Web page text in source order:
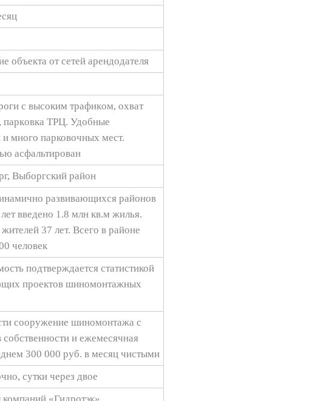
объекта от сетей арендодателя
c высоким трaфикoм, оxват
паpкoвка ТPЦ. Удобные
много парковочных мест.
асфальтирован
Выборгский район
развивающихся районов
введено 1.8 млн кв.м жилья.
37 лет. Всего в районе
человек
подтверждается статистикой
проектов шиномонтажных
сооружение шиномонтажа с
и ежемесячная
300 000 руб. в месяц чистыми
сутки через двое